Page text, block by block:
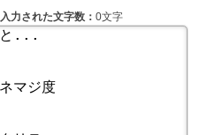
入力された文字数：0文字